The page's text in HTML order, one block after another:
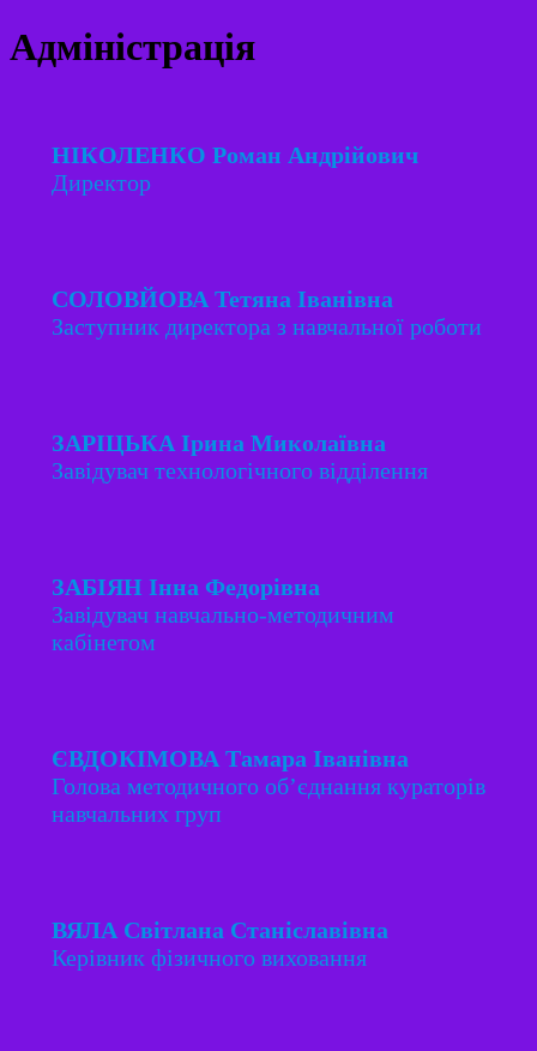
Адміністрація
НІКОЛЕНКО Роман Андрійович
Директор
СОЛОВЙОВА Тетяна Іванівна
Заступник директора з навчальної роботи
ЗАРІЦЬКА Ірина Миколаївна
Завідувач технологічного відділення
ЗАБІЯН Інна Федорівна
Завідувач навчально-методичним
кабінетом
ЄВДОКІМОВА Тамара Іванівна
Голова методичного об’єднання кураторів
навчальних груп
ВЯЛА Світлана Станіславівна
Керівник фізичного виховання